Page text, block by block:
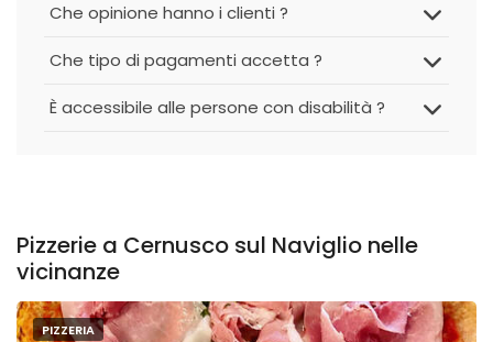
Che opinione hanno i clienti ?
Che tipo di pagamenti accetta ?
È accessibile alle persone con disabilità ?
Pizzerie a Cernusco sul Naviglio nelle
vicinanze
PIZZERIA